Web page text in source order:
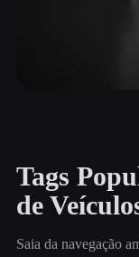
Tags
de
Saia da navegação